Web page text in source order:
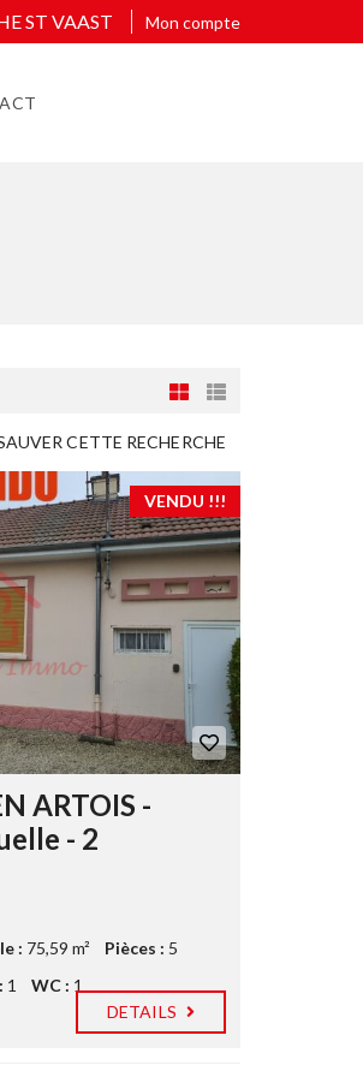
ST VAAST Mon compte
CETTE RECHERCHE
VENDU !!!
ARTOIS -
- 2
: 75,59 m² Pièces : 5
1 WC : 1
DETAILS